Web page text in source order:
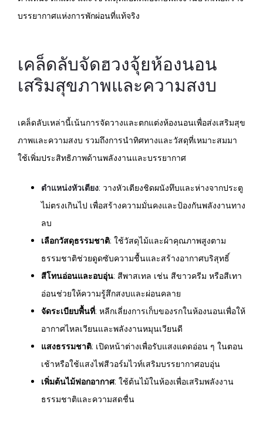
บรรยากาศแห่งการพักผ่อนที่แท้จริง
เคล็ดลับจัดฮวงจุ้ยห้องนอน
เสริมสุขภาพและความสงบ
เคล็ดลับเหล่านี้เน้นการจัดวางและตกแต่งห้องนอนเพื่อส่งเสริมสุข
ภาพและความสงบ รวมถึงการนำทิศทางและวัสดุที่เหมาะสมมา
ใช้เพิ่มประสิทธิภาพด้านพลังงานและบรรยากาศ
ตำแหน่งหัวเตียง: วางหัวเตียงชิดผนังทึบและห่างจากประตู
ไม่ตรงเกินไป เพื่อสร้างความมั่นคงและป้องกันพลังงานทาง
ลบ
เลือกวัสดุธรรมชาติ: ใช้วัสดุไม้และผ้าคุณภาพสูงตาม
ธรรมชาติช่วยดูดซับความชื้นและสร้างอากาศบริสุทธิ์
สีโทนอ่อนและอบอุ่น: สีพาสเทล เช่น สีขาวครีม หรือสีเทา
อ่อนช่วยให้ความรู้สึกสงบและผ่อนคลาย
จัดระเบียบพื้นที่: หลีกเลี่ยงการเก็บของรกในห้องนอนเพื่อให้
อากาศไหลเวียนและพลังงานหมุนเวียนดี
แสงธรรมชาติ: เปิดหน้าต่างเพื่อรับแสงแดดอ่อน ๆ ในตอน
เช้าหรือใช้แสงไฟสีวอร์มไวท์เสริมบรรยากาศอบอุ่น
เพิ่มต้นไม้ฟอกอากาศ: ใช้ต้นไม้ในห้องเพื่อเสริมพลังงาน
ธรรมชาติและความสดชื่น